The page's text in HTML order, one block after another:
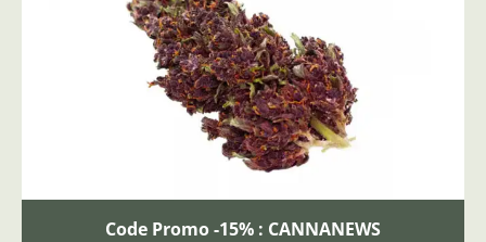
Code Promo -15% : CANNANEWS